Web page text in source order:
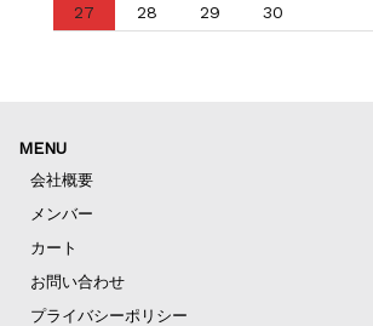
27
28 29 30
MENU
会社概要
メンバー
カート
お問い合わせ
プライバシーポリシー